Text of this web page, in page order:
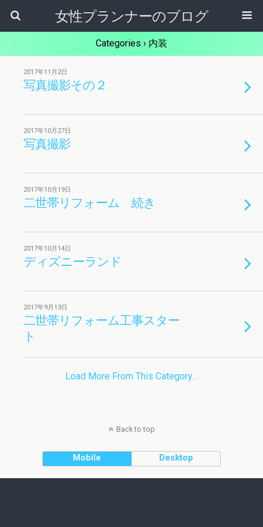
女性プランナーのブログ
Categories › 内装
2017年11月2日
写真撮影その２
2017年10月27日
写真撮影
2017年10月19日
二世帯リフォーム 続き
2017年10月14日
ディズニーランド
2017年9月13日
二世帯リフォーム工事スター
ト
Load More From This Category…
Back to top
Mobile Desktop